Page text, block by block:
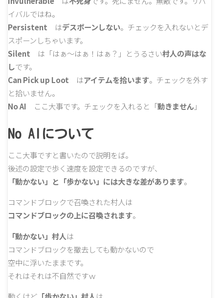
イバルではね。
Persistent はデスポーンしない。チェックを入れないとデ
スポーンしちゃいます。
Silent は「はぁ～はぁ！はぁ？」とうるさい村人の声はな
しです。
Can Pick up Loot はアイテムを拾います。チェックを外す
と拾いません。
No AI ここ大事です。チェックを入れると「動きません 」
No AIについて
ここ大事ですと書いたので説明をば。
後述の設定で歩く速度を設定できるのですが、
「動かない」と「歩かない」には大きな差があります。
コマンドブロックで召喚された村人は
コマンドブロックの上に召喚されます。
「動かない」村人は
コマンドブロックを撤去しても動かないので
空中に浮いたままです。
それはそれは不自然ですｗ